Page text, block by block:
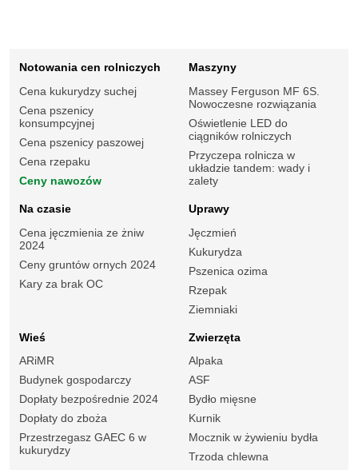
Notowania cen rolniczych
Cena kukurydzy suchej
Cena pszenicy
konsumpcyjnej
Cena pszenicy paszowej
Cena rzepaku
Ceny nawozów
Maszyny
Massey Ferguson MF 6S.
Nowoczesne rozwiązania
Oświetlenie LED do
ciągników rolniczych
Przyczepa rolnicza w
układzie tandem: wady i
zalety
Na czasie
Cena jęczmienia ze żniw
2024
Ceny gruntów ornych 2024
Kary za brak OC
Uprawy
Jęczmień
Kukurydza
Pszenica ozima
Rzepak
Ziemniaki
Wieś
ARiMR
Budynek gospodarczy
Dopłaty bezpośrednie 2024
Dopłaty do zboża
Przestrzegasz GAEC 6 w
kukurydzy
Zwierzęta
Alpaka
ASF
Bydło mięsne
Kurnik
Mocznik w żywieniu bydła
Trzoda chlewna